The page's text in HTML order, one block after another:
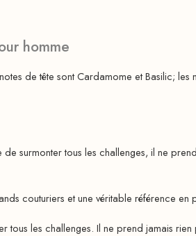
homme
de tête sont Cardamome et Basilic;
surmonter tous les challenges, il ne
couturiers et une véritable référence en
tous les challenges. Il ne prend jamais